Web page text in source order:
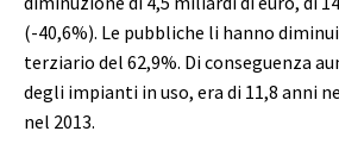
(-40,6%). Le pubbliche li hanno
terziario del 62,9%. Di conseguenza
degli impianti in uso, era di 11,8 anni
nel 2013.